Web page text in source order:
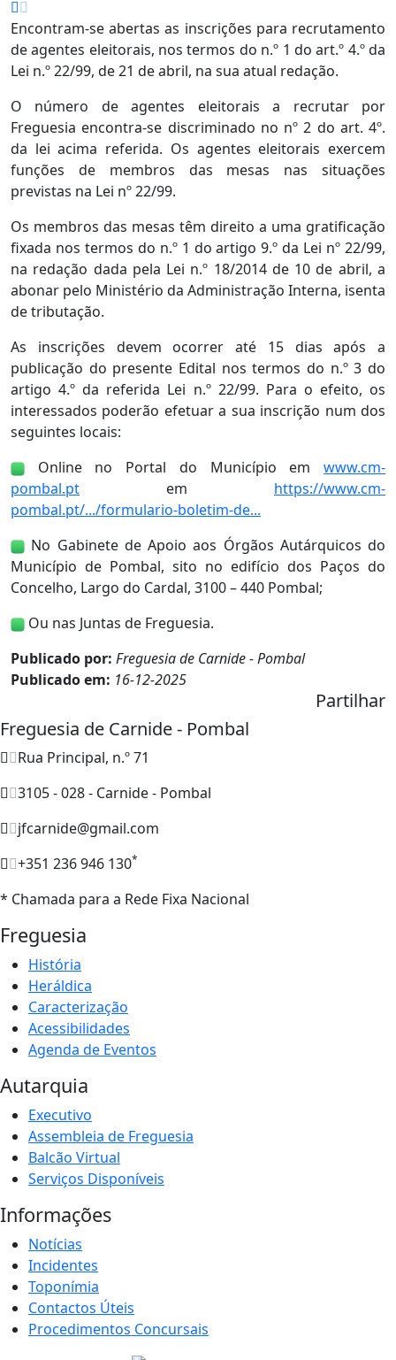
Encontram-se abertas as inscrições para recrutamento
de agentes eleitorais, nos termos do n.º 1 do art.º 4.º da
Lei n.º 22/99, de 21 de abril, na sua atual redação.
O número de agentes eleitorais a recrutar por
Freguesia encontra-se discriminado no nº 2 do art. 4º.
da lei acima referida. Os agentes eleitorais exercem
funções de membros das mesas nas situações
previstas na Lei nº 22/99.
Os membros das mesas têm direito a uma gratificação
fixada nos termos do n.º 1 do artigo 9.º da Lei nº 22/99,
na redação dada pela Lei n.º 18/2014 de 10 de abril, a
abonar pelo Ministério da Administração Interna, isenta
de tributação.
As inscrições devem ocorrer até 15 dias após a
publicação do presente Edital nos termos do n.º 3 do
artigo 4.º da referida Lei n.º 22/99. Para o efeito, os
interessados poderão efetuar a sua inscrição num dos
seguintes locais:
Online no Portal do Município em www.cm-
pombal.pt em https://www.cm-
pombal.pt/.../formulario-boletim-de...
No Gabinete de Apoio aos Órgãos Autárquicos do
Município de Pombal, sito no edifício dos Paços do
Concelho, Largo do Cardal, 3100 – 440 Pombal;
Ou nas Juntas de Freguesia.
Publicado por: Freguesia de Carnide - Pombal
Publicado em: 16-12-2025
Partilhar
Freguesia de Carnide - Pombal
Rua Principal, n.º 71
3105 - 028 - Carnide - Pombal
jfcarnide@gmail.com
+351 236 946 130*
* Chamada para a Rede Fixa Nacional
Freguesia
História
Heráldica
Caracterização
Acessibilidades
Agenda de Eventos
Autarquia
Executivo
Assembleia de Freguesia
Balcão Virtual
Serviços Disponíveis
Informações
Notícias
Incidentes
Toponímia
Contactos Úteis
Procedimentos Concursais